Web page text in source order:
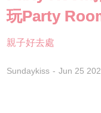
玩Party
親子好去處
Sundaykiss Jun 25